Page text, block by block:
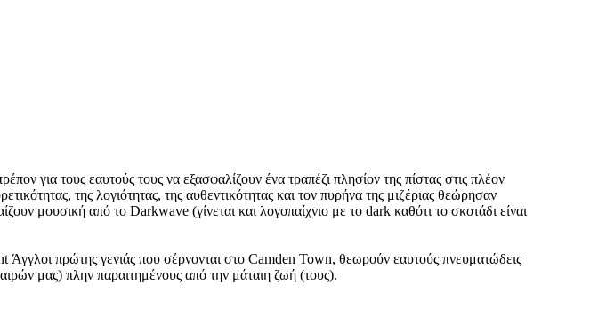
για τους εαυτούς τους να εξασφαλίζουν ένα τραπέζι πλησίον της πίστας στις πλέον
της λογιότητας, της αυθεντικότητας και τον πυρήνα της μιζέριας θεώρησαν
μουσική από το Darkwave (γίνεται και λογοπαίχνιο με το dark καθότι το σκοτάδι είναι
Άγγλοι πρώτης γενιάς που σέρνονται στο Camden Town, θεωρούν εαυτούς πνευματώδεις
μας) πλην παραιτημένους από την μάταιη ζωή (τους).